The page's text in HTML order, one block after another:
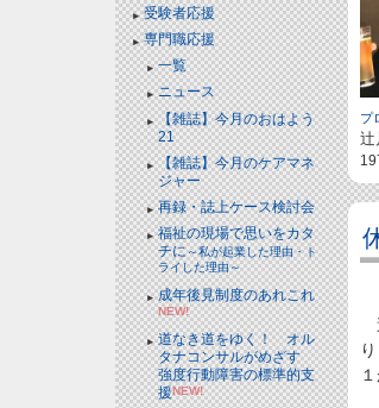
受験者応援
専門職応援
一覧
ニュース
【雑誌】今月のおはよう
21
【雑誌】今月のケアマネ
ジャー
再録・誌上ケース検討会
福祉の現場で思いをカタ
チに～私が起業した理由・ト
ライした理由～
成年後見制度のあれこれ
NEW!
道なき道をゆく！ オル
タナコンサルがめざす
強度行動障害の標準的支
援NEW!
プ
辻